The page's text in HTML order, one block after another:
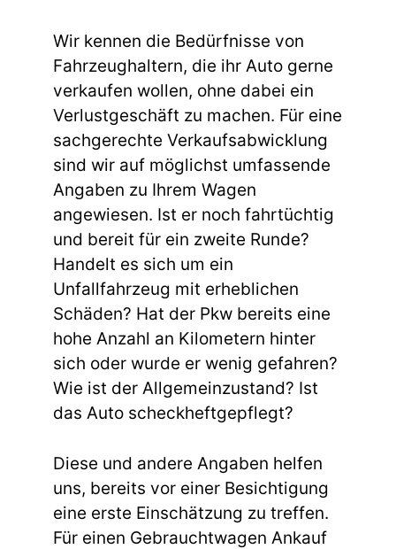
Wir kennen die Bedürfnisse von
Fahrzeughaltern, die ihr Auto gerne
verkaufen wollen, ohne dabei ein
Verlustgeschäft zu machen. Für eine
sachgerechte Verkaufsabwicklung
sind wir auf möglichst umfassende
Angaben zu Ihrem Wagen
angewiesen. Ist er noch fahrtüchtig
und bereit für ein zweite Runde?
Handelt es sich um ein
Unfallfahrzeug mit erheblichen
Schäden? Hat der Pkw bereits eine
hohe Anzahl an Kilometern hinter
sich oder wurde er wenig gefahren?
Wie ist der Allgemeinzustand? Ist
das Auto scheckheftgepflegt?
Diese und andere Angaben helfen
uns, bereits vor einer Besichtigung
eine erste Einschätzung zu treffen.
Für einen Gebrauchtwagen Ankauf